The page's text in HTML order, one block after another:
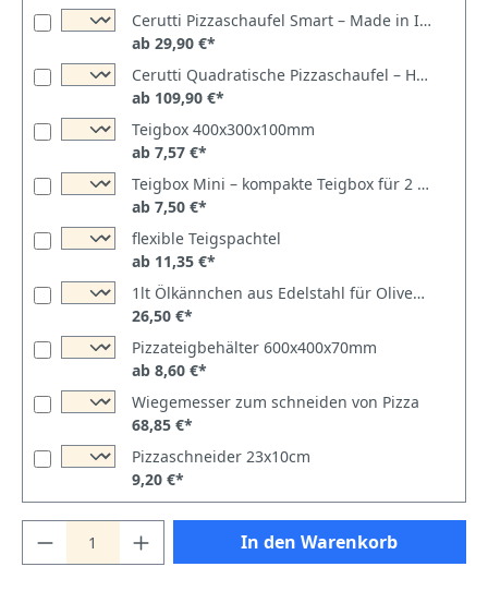
Cerutti Pizzaschaufel Smart – Made in Italy
ab 29,90 €*
Cerutti Quadratische Pizzaschaufel – Hart eloxiert | Made in Italy
ab 109,90 €*
Teigbox 400x300x100mm
ab 7,57 €*
Teigbox Mini – kompakte Teigbox für 2 Teiglinge
ab 7,50 €*
flexible Teigspachtel
ab 11,35 €*
1lt Ölkännchen aus Edelstahl für Olivenöl
26,50 €*
Pizzateigbehälter 600x400x70mm
ab 8,60 €*
Wiegemesser zum schneiden von Pizza
68,85 €*
Pizzaschneider 23x10cm
9,20 €*
In den Warenkorb